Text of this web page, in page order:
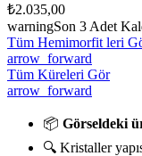
₺2.035,00
warningSon 3 Adet
Tüm Hemimorfit leri
arrow_forward
Tüm Küreleri Gör
arrow_forward
📦 Görseldeki
🔍 Kristaller